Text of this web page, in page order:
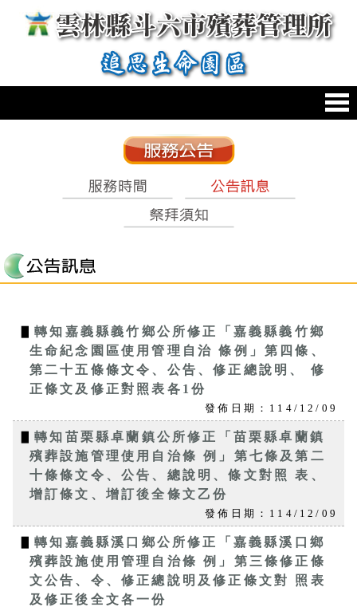
跳到主要內容區塊
▋轉知嘉義縣義竹鄉公所修正「嘉義縣義竹鄉
生命紀念園區使用管理自治 條例」第四條、
第二十五條條文令、公告、修正總說明、 修
正條文及修正對照表各1份
發佈日期：114/12/09
▋轉知苗栗縣卓蘭鎮公所修正「苗栗縣卓蘭鎮
殯葬設施管理使用自治條 例」第七條及第二
十條條文令、公告、總說明、條文對照 表、
增訂條文、增訂後全條文乙份
發佈日期：114/12/09
▋轉知嘉義縣溪口鄉公所修正「嘉義縣溪口鄉
殯葬設施使用管理自治條 例」第三條修正條
文公告、令、修正總說明及修正條文對 照表
及修正後全文各一份